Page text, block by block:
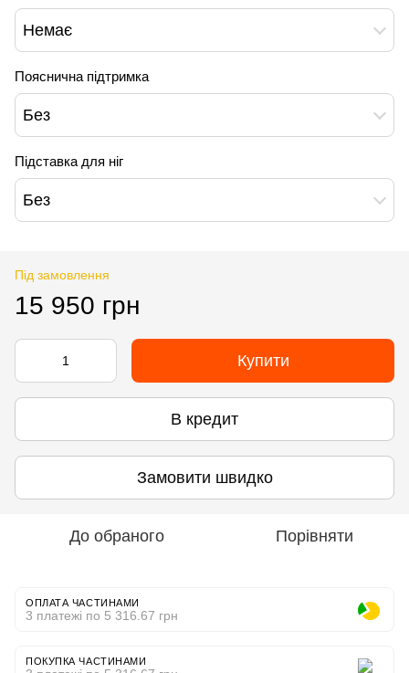
Немає
Пояснична підтримка
Без
Підставка для ніг
Без
Під замовлення
15 950 грн
Купити
В кредит
Замовити швидко
До обраного Порівняти
ОПЛАТА ЧАСТИНАМИ
3 платежі по 5 316.67 грн
ПОКУПКА ЧАСТИНАМИ